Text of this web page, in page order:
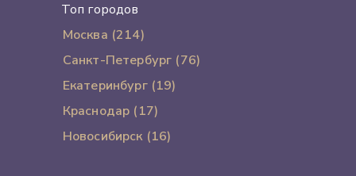
Топ городов
Москва (214)
Санкт-Петербург (76)
Екатеринбург (19)
Краснодар (17)
Новосибирск (16)